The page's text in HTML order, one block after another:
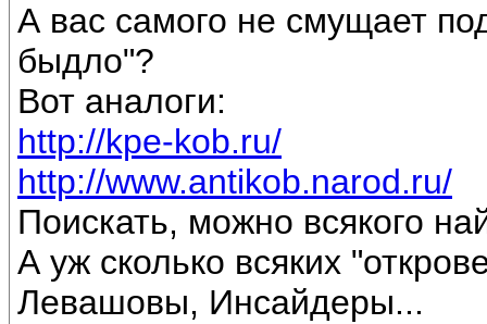
А вас самого не смущает
быдло"?
Вот аналоги:
http://kpe-kob.ru/
http://www.antikob.narod.ru/
Поискать, можно всякого
А уж сколько всяких
Левашовы, Инсайдеры...